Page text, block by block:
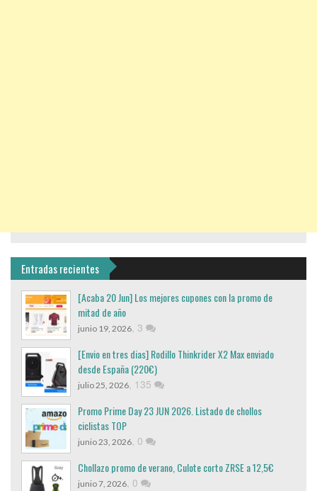
Entradas recientes
[Acaba 20 Jun] Los mejores cupones con la promo de
mitad de año
junio 19, 2026, 3
[Envio en tres dias] Rodillo Thinkrider X2 Max enviado
desde España (220€)
julio 25, 2026, 135
Promo Prime Day 23 JUN 2026. Listado de chollos
ciclistas TOP
junio 23, 2026, 0
Chollazo promo de verano, Culote corto ZRSE a 12,5€
junio 7, 2026, 0